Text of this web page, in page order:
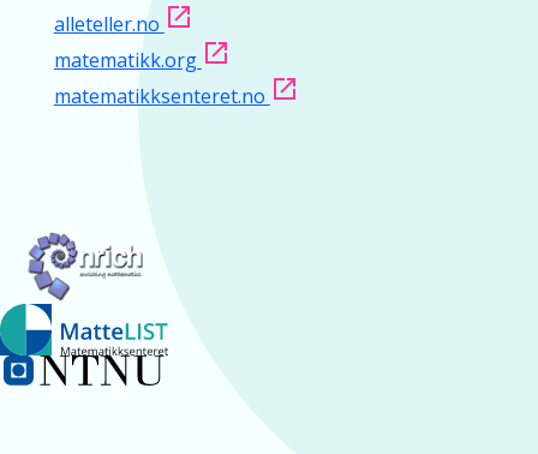
alleteller.no
matematikk.org
matematikksenteret.no